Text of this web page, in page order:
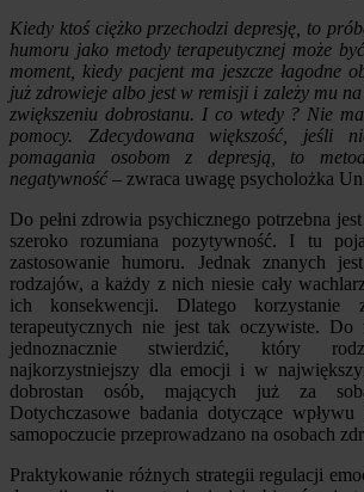
Kiedy ktoś ciężko przechodzi depresję, to
humoru jako metody terapeutycznej może
moment, kiedy pacjent ma jeszcze łagodne
już zdrowieje albo jest w remisji i zależy mu
zwiększeniu dobrostanu. I co wtedy ? Nie
pomocy. Zdecydowana większość, jeśli
pomagania osobom z depresją, to
negatywność – zwraca uwagę psycholożka
Do pełni zdrowia psychicznego potrzebna
szeroko rozumiana pozytywność. I tu
zastosowanie humoru. Jednak znanych
rodzajów, a każdy z nich niesie cały
ich konsekwencji. Dlatego
terapeutycznych nie jest tak oczywiste. Do
jednoznacznie stwierdzić, który
najkorzystniejszy dla emocji i w
dobrostan osób, mających już za
Dotychczasowe badania dotyczące
samopoczucie przeprowadzano na osobach
Praktykowanie różnych strategii regulacji